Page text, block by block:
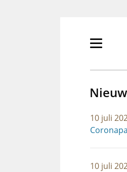
Primair
tonen/
10 juli
10 juli